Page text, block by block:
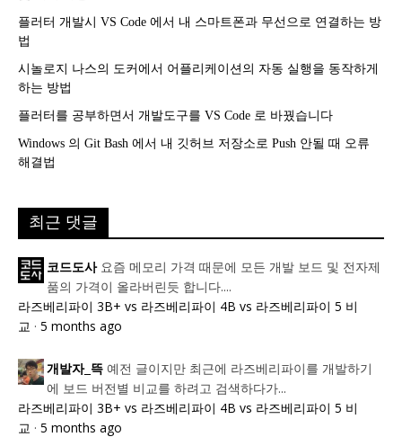
플러터 개발시 VS Code 에서 내 스마트폰과 무선으로 연결하는 방
법
시놀로지 나스의 도커에서 어플리케이션의 자동 실행을 동작하게
하는 방법
플러터를 공부하면서 개발도구를 VS Code 로 바꿨습니다
Windows 의 Git Bash 에서 내 깃허브 저장소로 Push 안될 때 오류
해결법
최근 댓글
코드도사 요즘 메모리 가격 때문에 모든 개발 보드 및 전자제
품의 가격이 올라버린듯 합니다....
라즈베리파이 3B+ vs 라즈베리파이 4B vs 라즈베리파이 5 비
교 · 5 months ago
개발자_뜩 예전 글이지만 최근에 라즈베리파이를 개발하기
에 보드 버전별 비교를 하려고 검색하다가...
라즈베리파이 3B+ vs 라즈베리파이 4B vs 라즈베리파이 5 비
교 · 5 months ago